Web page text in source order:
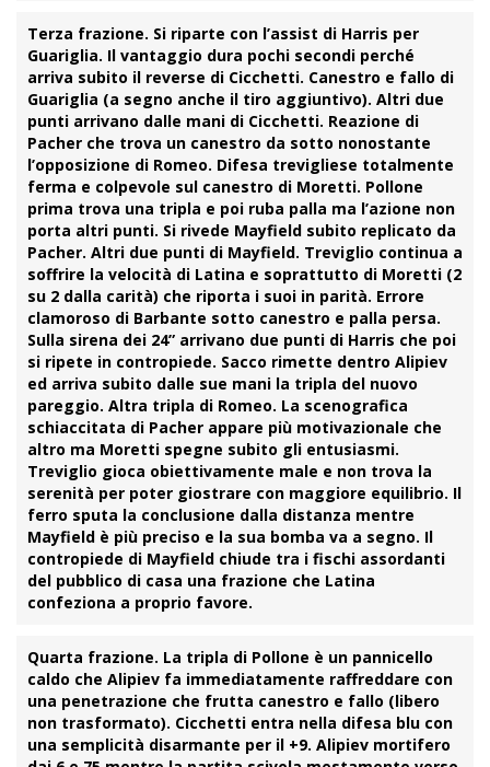
Terza frazione. Si riparte con l’assist di Harris per
Guariglia. Il vantaggio dura pochi secondi perché
arriva subito il reverse di Cicchetti. Canestro e fallo di
Guariglia (a segno anche il tiro aggiuntivo). Altri due
punti arrivano dalle mani di Cicchetti. Reazione di
Pacher che trova un canestro da sotto nonostante
l’opposizione di Romeo. Difesa trevigliese totalmente
ferma e colpevole sul canestro di Moretti. Pollone
prima trova una tripla e poi ruba palla ma l’azione non
porta altri punti. Si rivede Mayfield subito replicato da
Pacher. Altri due punti di Mayfield. Treviglio continua a
soffrire la velocità di Latina e soprattutto di Moretti (2
su 2 dalla carità) che riporta i suoi in parità. Errore
clamoroso di Barbante sotto canestro e palla persa.
Sulla sirena dei 24” arrivano due punti di Harris che poi
si ripete in contropiede. Sacco rimette dentro Alipiev
ed arriva subito dalle sue mani la tripla del nuovo
pareggio. Altra tripla di Romeo. La scenografica
schiaccitata di Pacher appare più motivazionale che
altro ma Moretti spegne subito gli entusiasmi.
Treviglio gioca obiettivamente male e non trova la
serenità per poter giostrare con maggiore equilibrio. Il
ferro sputa la conclusione dalla distanza mentre
Mayfield è più preciso e la sua bomba va a segno. Il
contropiede di Mayfield chiude tra i fischi assordanti
del pubblico di casa una frazione che Latina
confeziona a proprio favore.
Quarta frazione. La tripla di Pollone è un pannicello
caldo che Alipiev fa immediatamente raffreddare con
una penetrazione che frutta canestro e fallo (libero
non trasformato). Cicchetti entra nella difesa blu con
una semplicità disarmante per il +9. Alipiev mortifero